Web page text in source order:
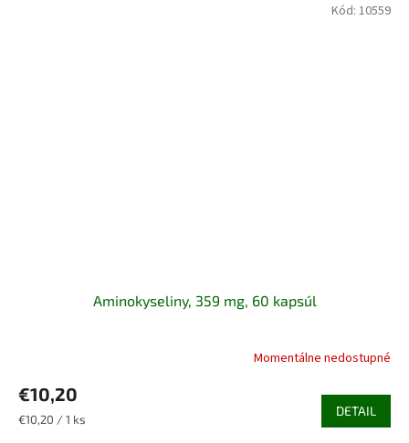
Aminokyseliny, 359 mg, 60 kapsúl
Momentálne nedostupné
€10,20
Jednotková
€10,20 / 1 ks
DETAIL
Kód: 10559